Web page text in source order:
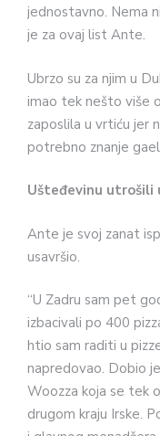
jednostavno. Nema
je za ovaj list Ante.
Ubrzo su za njim u
imao tek nešto više
zaposlila u vrtiću jer
potrebno znanje
Ušteđevinu utrošili
Ante je svoj zanat
usavršio.
“U Zadru sam pet
izbacivali po 400
htio sam raditi u
napredovao. Dobio
Woozza koja se tek
drugom kraju Irske.